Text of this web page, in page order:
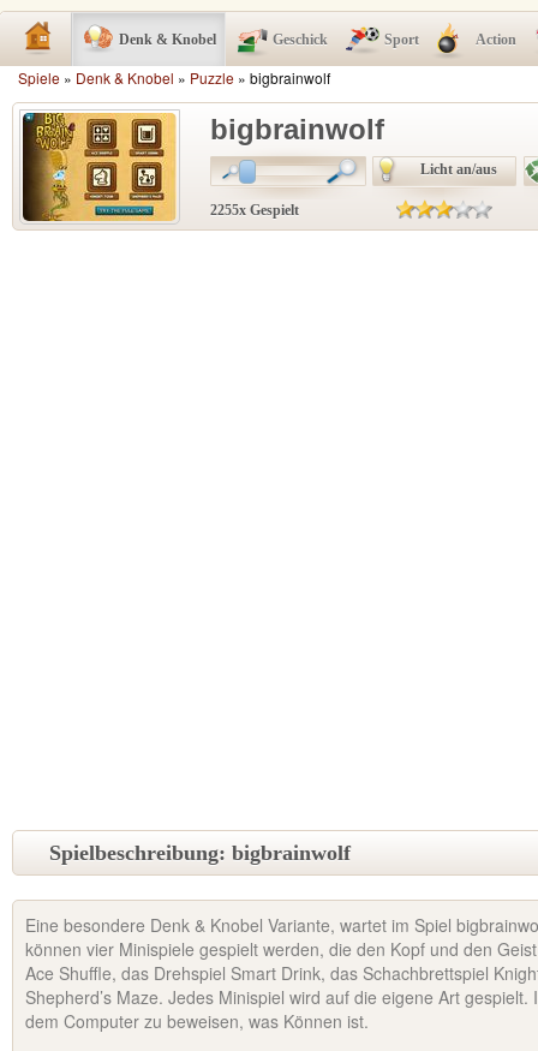
Denk & Knobel Geschick Sport Action
Spiele » Denk & Knobel » Puzzle » bigbrainwolf
bigbrainwolf
Licht an/aus
2255x Gespielt
Spielbeschreibung: bigbrainwolf
Eine besondere Denk & Knobel Variante, wartet im Spiel
können vier Minispiele gespielt werden, die den Kopf und den
Ace Shuffle, das Drehspiel Smart Drink, das Schachbrettspiel
Shepherd’s Maze. Jedes Minispiel wird auf die eigene Art
dem Computer zu beweisen, was Können ist.